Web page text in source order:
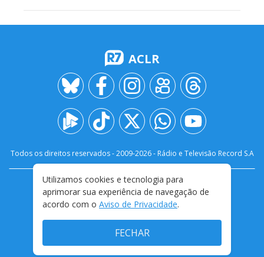
ACLR
Todos os direitos reservados - 2009-2026- Rádio e Televisão Record S.A
FALE CONOSCO
PRIVACIDADE
TERMOS E CONDIÇÕES DE USO
Utilizamos cookies e tecnologia para
aprimorar sua experiência de navegação de
acordo com o Aviso de Privacidade.
FECHAR